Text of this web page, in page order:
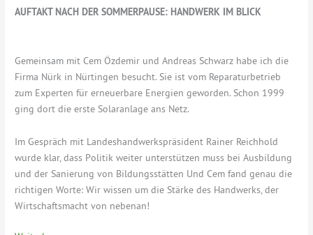
AUFTAKT NACH DER SOMMERPAUSE: HANDWERK IM BLICK
Gemeinsam mit Cem Özdemir und Andreas Schwarz habe ich die
Firma Nürk in Nürtingen besucht. Sie ist vom Reparaturbetrieb
zum Experten für erneuerbare Energien geworden. Schon 1999
ging dort die erste Solaranlage ans Netz.
Im Gespräch mit Landeshandwerkspräsident Rainer Reichhold
wurde klar, dass Politik weiter unterstützen muss bei Ausbildung
und der Sanierung von Bildungsstätten Und Cem fand genau die
richtigen Worte: Wir wissen um die Stärke des Handwerks, der
Wirtschaftsmacht von nebenan!